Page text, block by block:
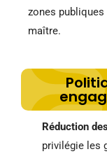
zones publiques
maître.
Réduction
privilégie les